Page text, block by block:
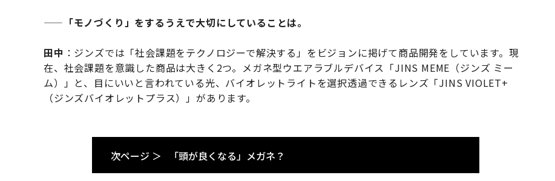
—— 「モノづくり」をするうえで大切にしていることは。
田中 ：ジンズでは「社会課題をテクノロジーで解決する」をビジョンに掲げて商品開発をしています。現
在、社会課題を意識した商品は大きく2つ。メガネ型ウエアラブルデバイス「JINS MEME（ジンズ ミー
ム）」と、目にいいと言われている光、バイオレットライトを選択透過できるレンズ「JINS VIOLET+
（ジンズバイオレットプラス）」があります。
次ページ ＞ 「頭が良くなる」メガネ？